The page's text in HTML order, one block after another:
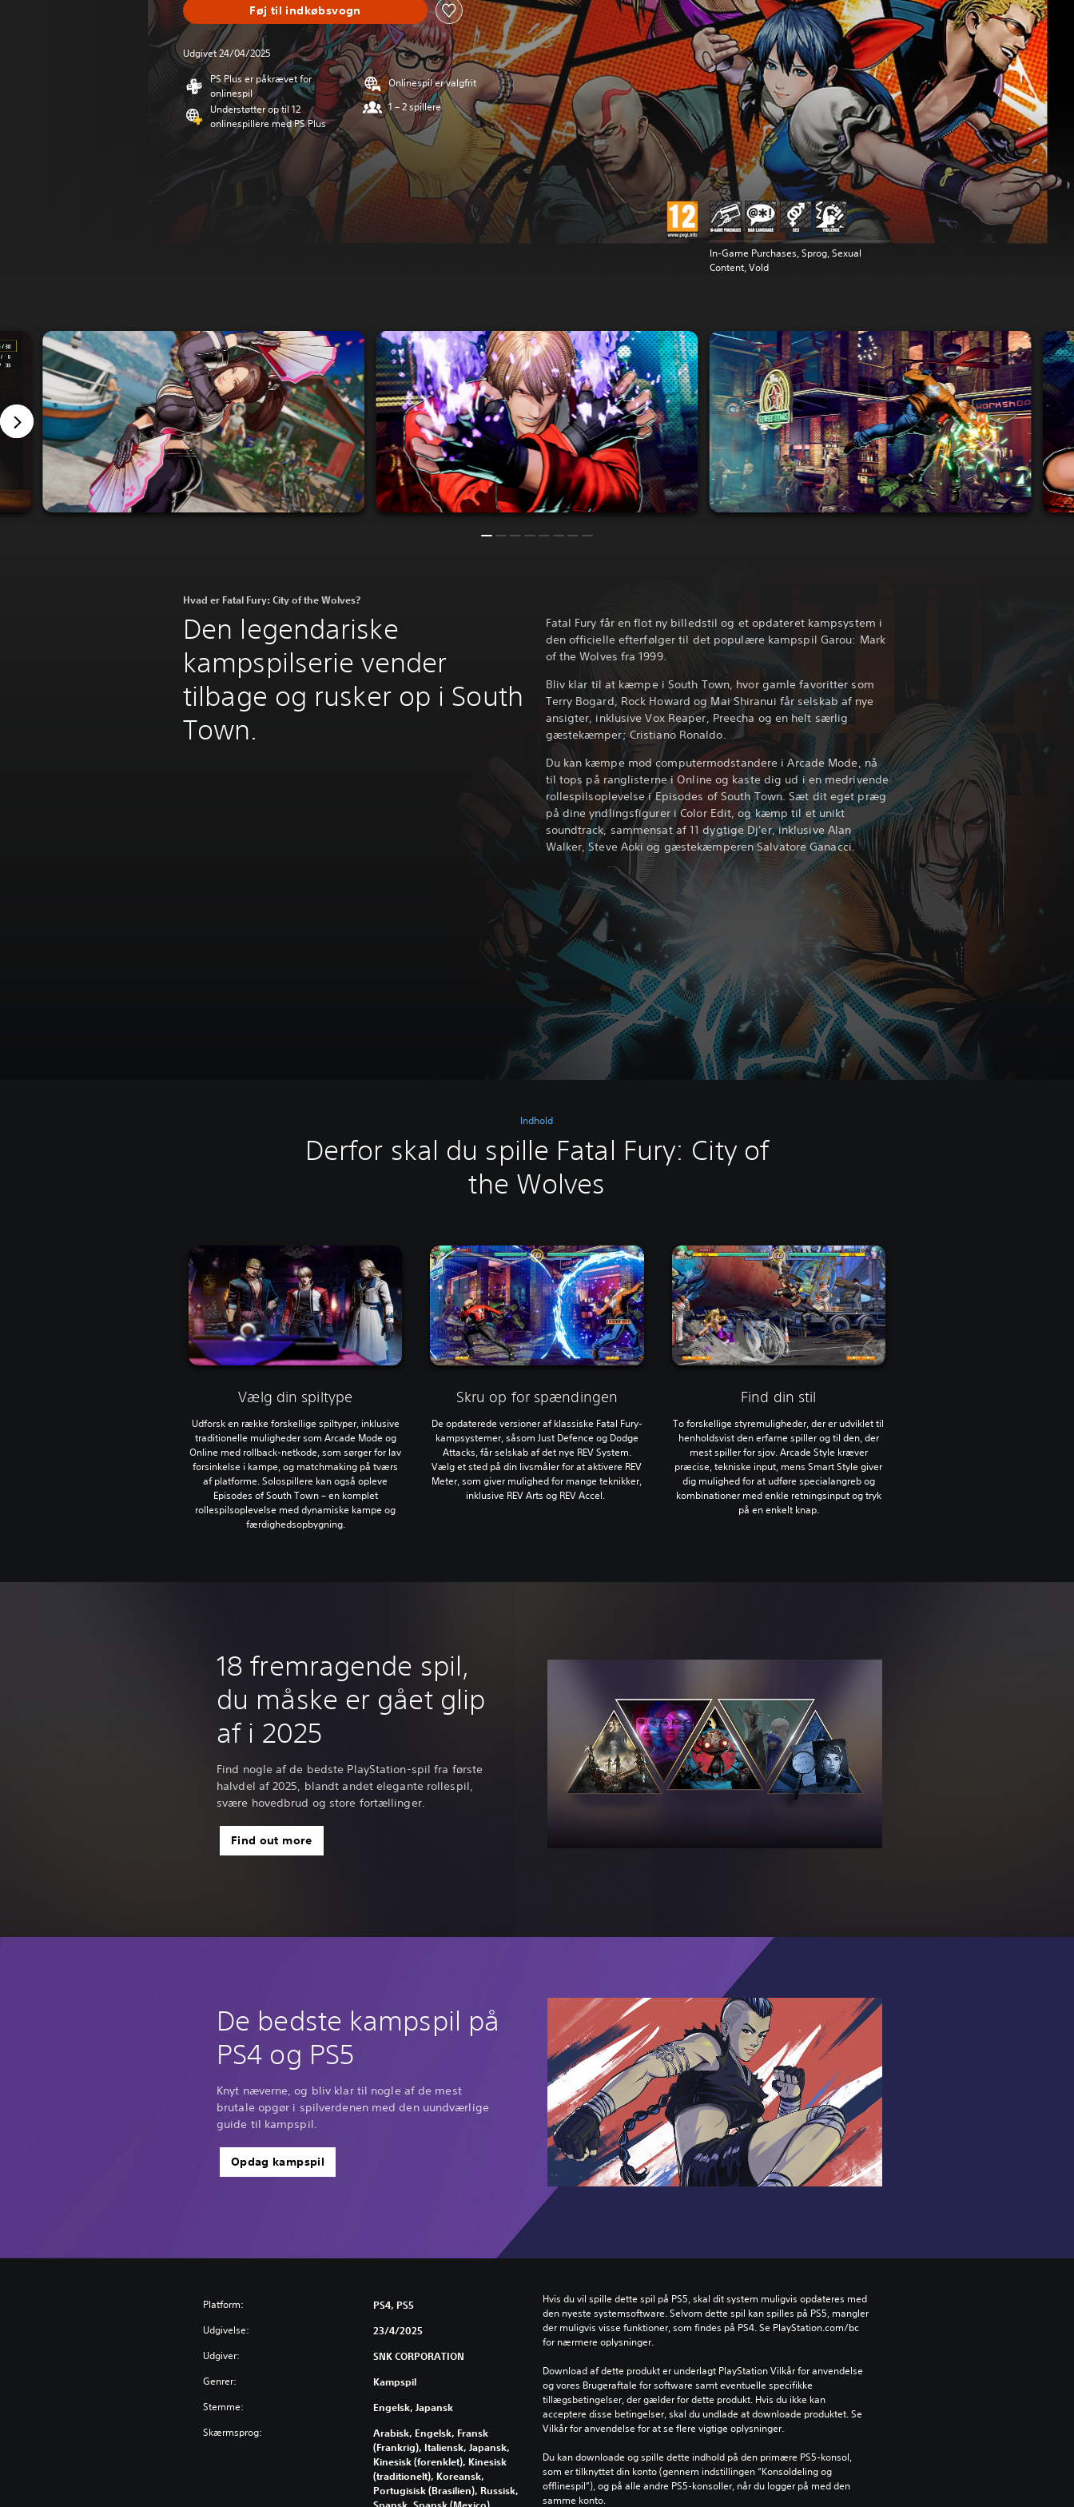
Føj til indkøbsvogn
Udgivet 24/04/2025
PS Plus er påkrævet for
onlinespil
Understøtter op til 12
onlinespillere med PS Plus
Onlinespil er valgfrit
1 – 2 spillere
In-Game Purchases, Sprog, Sexual
Content, Vold
Hvad er Fatal Fury: City of the Wolves?
Den legendariske
kampspilserie vender
tilbage og rusker op i South
Town.
Fatal Fury får en flot ny billedstil og et opdateret kampsystem i
den officielle efterfølger til det populære kampspil Garou: Mark
of the Wolves fra 1999.
Bliv klar til at kæmpe i South Town, hvor gamle favoritter som
Terry Bogard, Rock Howard og Mai Shiranui får selskab af nye
ansigter, inklusive Vox Reaper, Preecha og en helt særlig
gæstekæmper; Cristiano Ronaldo.
Du kan kæmpe mod computermodstandere i Arcade Mode, nå
til tops på ranglisterne i Online og kaste dig ud i en medrivende
rollespilsoplevelse i Episodes of South Town. Sæt dit eget præg
på dine yndlingsfigurer i Color Edit, og kæmp til et unikt
soundtrack, sammensat af 11 dygtige Dj'er, inklusive Alan
Walker, Steve Aoki og gæstekæmperen Salvatore Ganacci.
Indhold
Derfor skal du spille Fatal Fury: City of
the Wolves
Vælg din spiltype
Udforsk en række forskellige spiltyper, inklusive
traditionelle muligheder som Arcade Mode og
Online med rollback-netkode, som sørger for lav
forsinkelse i kampe, og matchmaking på tværs
af platforme. Solospillere kan også opleve
Episodes of South Town – en komplet
rollespilsoplevelse med dynamiske kampe og
færdighedsopbygning.
Skru op for spændingen
De opdaterede versioner af klassiske Fatal Fury-
kampsystemer, såsom Just Defence og Dodge
Attacks, får selskab af det nye REV System.
Vælg et sted på din livsmåler for at aktivere REV
Meter, som giver mulighed for mange teknikker,
inklusive REV Arts og REV Accel.
Find din stil
To forskellige styremuligheder, der er udviklet til
henholdsvist den erfarne spiller og til den, der
mest spiller for sjov. Arcade Style kræver
præcise, tekniske input, mens Smart Style giver
dig mulighed for at udføre specialangreb og
kombinationer med enkle retningsinput og tryk
på en enkelt knap.
18 fremragende spil,
du måske er gået glip
af i 2025
Find nogle af de bedste PlayStation-spil fra første
halvdel af 2025, blandt andet elegante rollespil,
svære hovedbrud og store fortællinger.
Find out more
De bedste kampspil på
PS4 og PS5
Knyt næverne, og bliv klar til nogle af de mest
brutale opgør i spilverdenen med den uundværlige
guide til kampspil.
Opdag kampspil
Platform: PS4, PS5
Udgivelse: 23/4/2025
Udgiver: SNK CORPORATION
Genrer: Kampspil
Stemme: Engelsk, Japansk
Skærmsprog:
Arabisk, Engelsk, Fransk
(Frankrig), Italiensk, Japansk,
Kinesisk (forenklet), Kinesisk
(traditionelt), Koreansk,
Portugisisk (Brasilien), Russisk,
Hvis du vil spille dette spil på PS5, skal dit system muligvis opdateres med
den nyeste systemsoftware. Selvom dette spil kan spilles på PS5, mangler
der muligvis visse funktioner, som findes på PS4. Se PlayStation.com/bc
for nærmere oplysninger.
Download af dette produkt er underlagt PlayStation Vilkår for anvendelse
og vores Brugeraftale for software samt eventuelle specifikke
tillægsbetingelser, der gælder for dette produkt. Hvis du ikke kan
acceptere disse betingelser, skal du undlade at downloade produktet. Se
Vilkår for anvendelse for at se flere vigtige oplysninger.
Du kan downloade og spille dette indhold på den primære PS5-konsol,
som er tilknyttet din konto (gennem indstillingen “Konsoldeling og
offlinespil”), og på alle andre PS5-konsoller, når du logger på med den
samme konto.